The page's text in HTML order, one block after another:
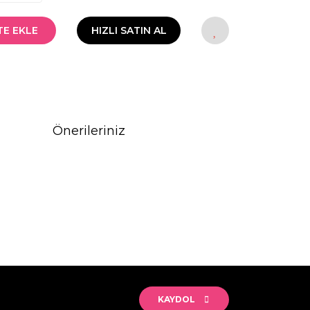
EKLE HIZLI SATIN AL
Önerileriniz
KAYDOL